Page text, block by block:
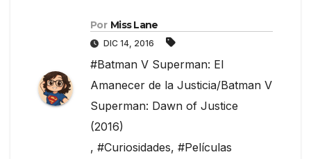
Por Miss Lane
DIC 14, 2016
#Batman V Superman: El
Amanecer de la Justicia/Batman V
Superman: Dawn of Justice
(2016)
, #Curiosidades, #Películas